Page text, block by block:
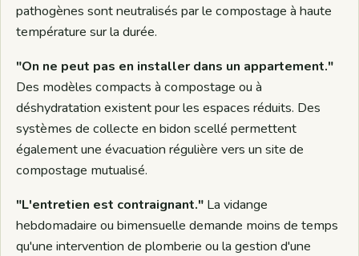
pathogènes sont neutralisés par le compostage à haute
température sur la durée.
"On ne peut pas en installer dans un appartement."
Des modèles compacts à compostage ou à
déshydratation existent pour les espaces réduits. Des
systèmes de collecte en bidon scellé permettent
également une évacuation régulière vers un site de
compostage mutualisé.
"L'entretien est contraignant." La vidange
hebdomadaire ou bimensuelle demande moins de temps
qu'une intervention de plomberie ou la gestion d'une